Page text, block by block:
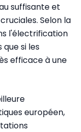
suffisante et
Selon la
l'électrification
si les
efficace à une
européen,